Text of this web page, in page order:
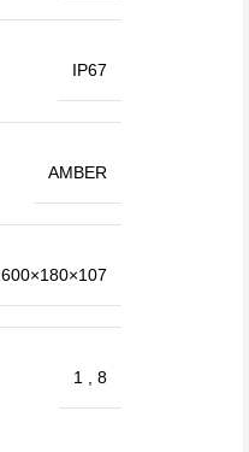
IP67
AMBER
600×180×107
1 ,8